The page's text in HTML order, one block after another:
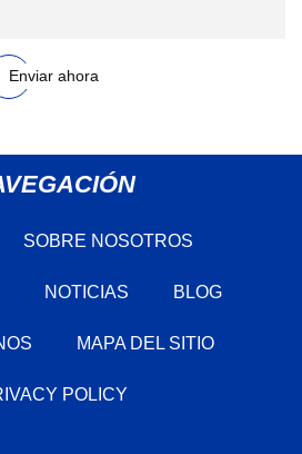
Enviar ahora
SOBRE NOSOTROS
NOTICIAS BLOG
MAPA DEL SITIO
POLICY